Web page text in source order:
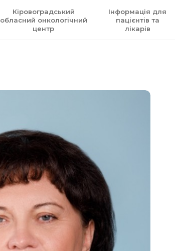
Кіровоградський
обласний онкологічний
центр
Інформація для
пацієнтів та
лікарів